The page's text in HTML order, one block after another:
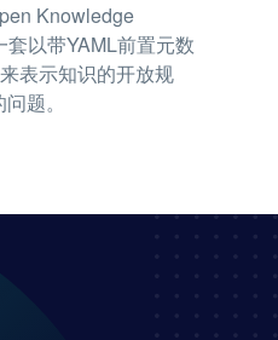
Knowledge
以带YAML前置元数
表示知识的开放规
题。